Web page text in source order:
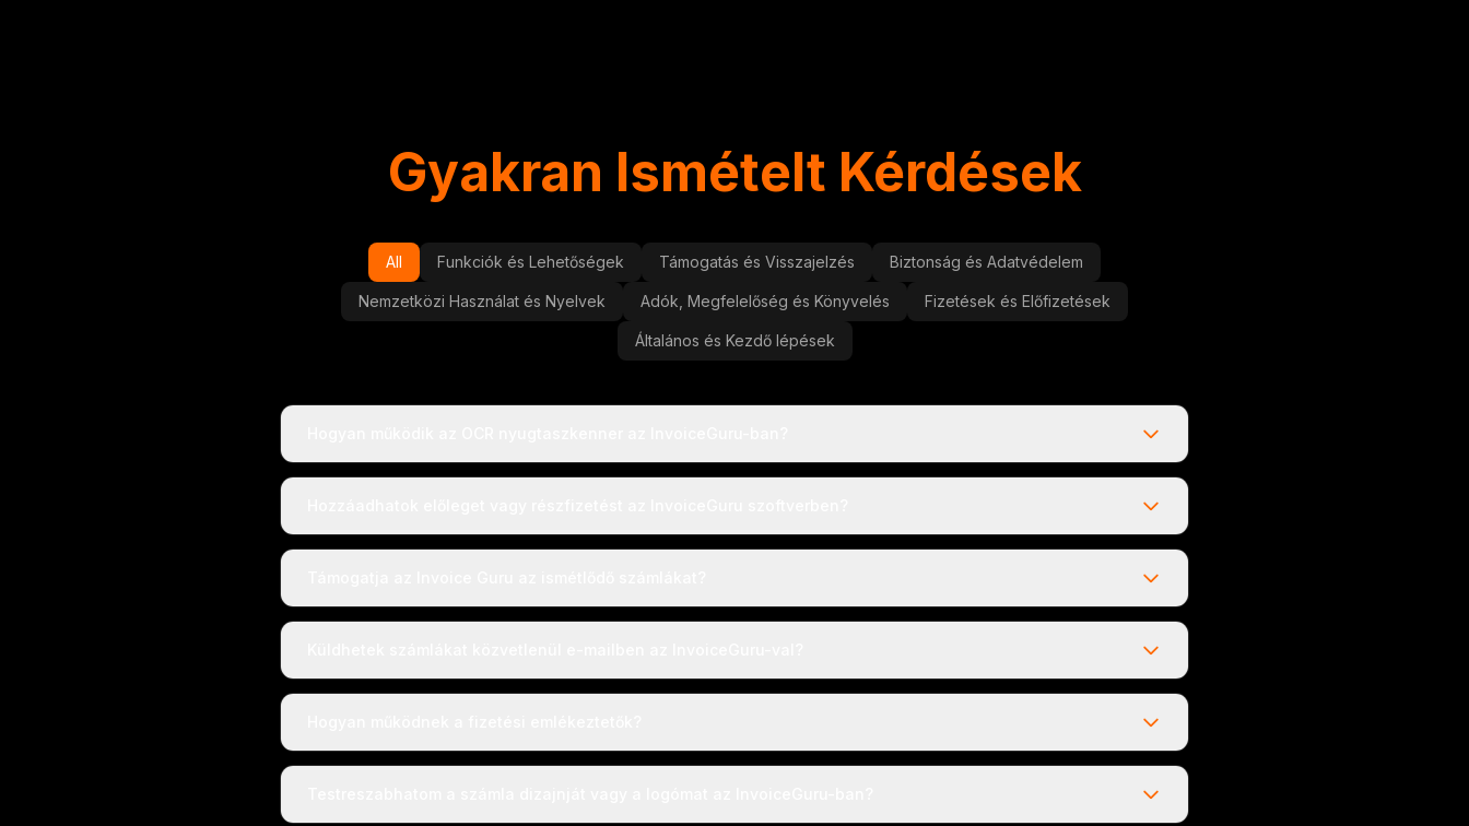
Gyakran Ismételt Kérdések
All Funkciók és Lehetőségek Támogatás és Visszajelzés Biztonság és Adatvédelem
Nemzetközi Használat és Nyelvek Adók, Megfelelőség és Könyvelés Fizetések és Előfizetések
Általános és Kezdő lépések